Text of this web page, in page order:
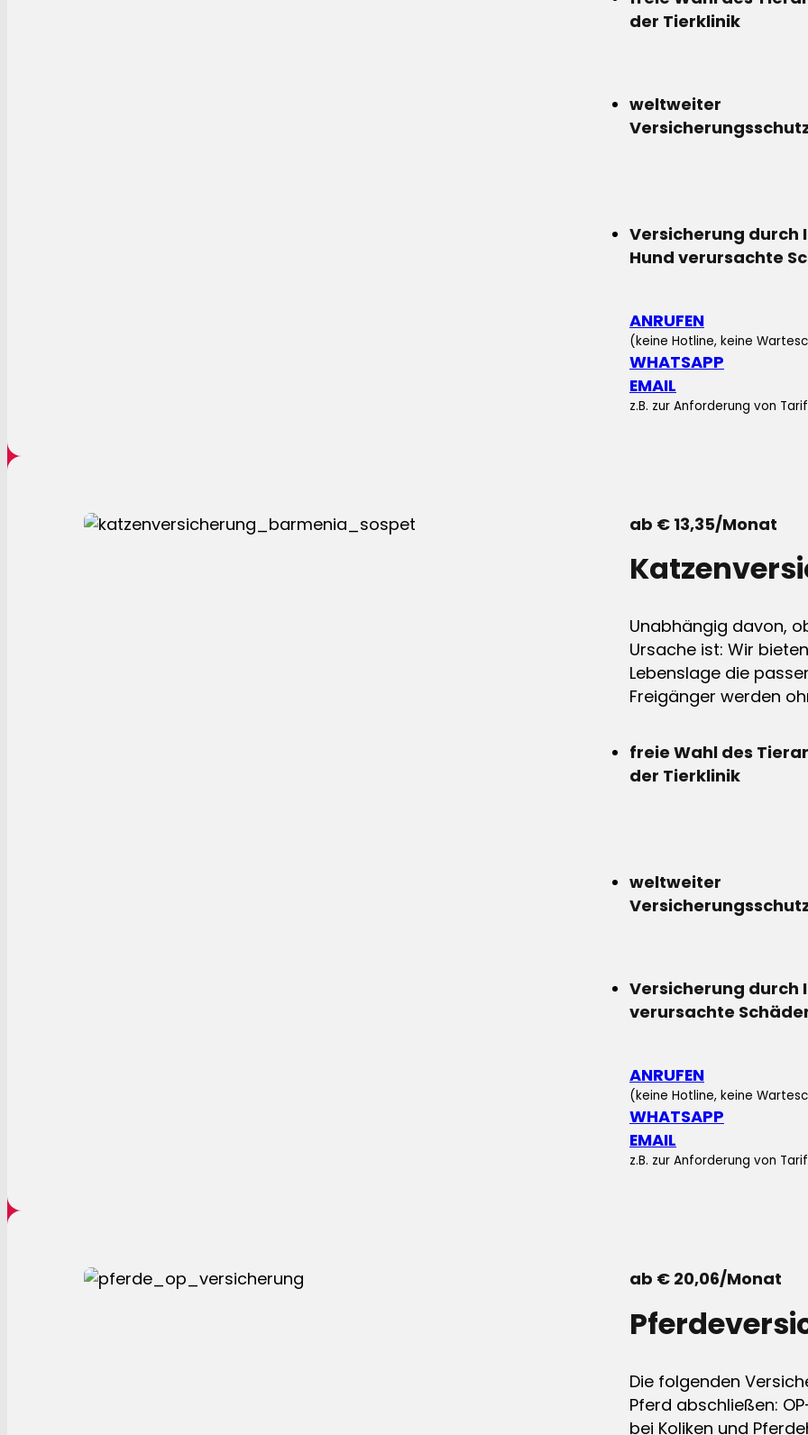
der Tierklinik
weltweiter
Versicherung durch
Hund verursachte
ANRUFEN
(keine Hotline, keine
WHATSAPP
EMAIL
z.B. zur Anforderung von
ab € 13,35/Monat
Unabhängig davon,
Ursache ist: Wir
Lebenslage die
Freigänger werden
freie Wahl des
der Tierklinik
weltweiter
Versicherung durch
verursachte
ANRUFEN
(keine Hotline, keine
WHATSAPP
EMAIL
z.B. zur Anforderung von
ab € 20,06/Monat
Die folgenden
Pferd abschließen:
bei Koliken und